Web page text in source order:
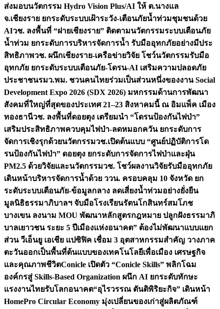
ส่งมอบนวัตกรรม Hydro Vision Plus/AI ให้ ต.นางแล
จ.เชียงราย ยกระดับระบบเฝ้าระวัง-เตือนภัยน้ำท่วมชุมชนด้วย
AIวช. ลงพื้นที่ “ฝายเชียงราย” ติดตามนวัตกรรมระบบเตือนภัย
น้ำท่วม ยกระดับการบริหารจัดการน้ำ รับมืออุทกภัยอย่างมีประ
สิทธิภาพวช. ผนึกเชียงราย-เครือข่ายวิจัย โชว์นวัตกรรมรับมือ
อุทกภัย ยกระดับระบบเตือนภัย-โดรน-AI เสริมความปลอดภัย
ประชาชนรมว.พม. ชวนคนไทยร่วมเป็นส่วนหนึ่งของงาน Social
Development Expo 2026 (SDX 2026) มหกรรมด้านการพัฒนา
สังคมที่ใหญ่ที่สุดของประเทศ 21–23 สิงหาคมนี้ ณ อิมแพ็ค เมือง
ทองธานีวช. ลงพื้นที่ดอยตุง เตรียมนำ “โดรนป้องกันไฟป่า”
เสริมประสิทธิภาพควบคุมไฟป่า-ลดหมอกควัน ยกระดับการ
จัดการเชิงรุกด้วยนวัตกรรมวช.เปิดต้นแบบ “ศูนย์ปฏิบัติการโด
รนป้องกันไฟป่า” ดอยตุง ยกระดับการจัดการไฟป่าและฝุ่น
PM2.5 ด้วยวิจัยและนวัตกรรมวช. โชว์ผลงานวิจัยรับมืออุทกภัย
เดินหน้าบริหารจัดการน้ำด้วย ววน. ครอบคลุม 10 จังหวัด ยก
ระดับระบบเตือนภัย-ข้อมูลกลาง ลดเสี่ยงน้ำท่วมอย่างยั่งยืน
มูลนิธิธรรมาภิบาลฯ จับมือโรงเรียนรัตนโกสินทร์สมโภช
บางเขน ลงนาม MOU พัฒนาหลักสูตรกฎหมาย ปลูกฝังธรรมาภิ
บาลเยาวชน ระยะ 5 ปีเมืองแห่งอนาคต” ต้องไม่พัฒนาแบบแยก
ส่วน วีเอ็นยู เอเชีย แปซิฟิค เชื่อม 3 อุตสาหกรรมสำคัญ วางภาค
ตะวันออกเป็นพื้นที่ต้นแบบของเทคโนโลยีเพื่อเมือง เศรษฐกิจ
และคุณภาพชีวิตConicle เปิดตัว “Conicle Skills” พลิกโฉม
องค์กรสู่ Skills-Based Organization ผนึก AI ยกระดับทักษะ
แรงงานไทยรับโลกอนาคต“อุไรวรรณ ตันติพิริยะกิจ” เดินหน้า
HomePro Circular Economy มุ่งเปลี่ยนของเก่าสู่ผลิตภัณฑ์